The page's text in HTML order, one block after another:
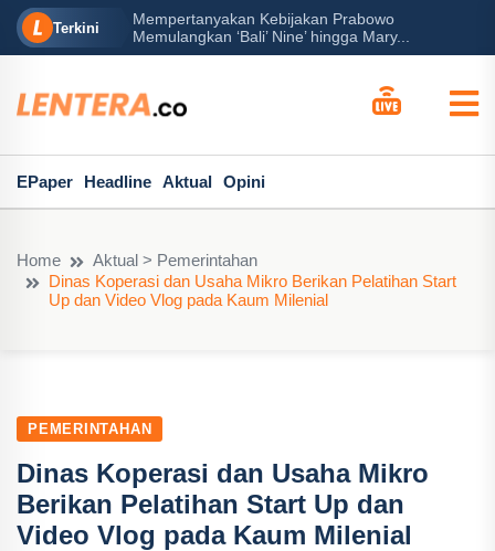
Terkini
Mempertanyakan Kebijakan Prabowo
Memulangkan ‘Bali’ Nine’ hingga Mary...
EPaper Headline Aktual Opini
Home
Aktual > Pemerintahan
Dinas Koperasi dan Usaha Mikro Berikan Pelatihan Start
Up dan Video Vlog pada Kaum Milenial
PEMERINTAHAN
Dinas Koperasi dan Usaha Mikro
Berikan Pelatihan Start Up dan
Video Vlog pada Kaum Milenial